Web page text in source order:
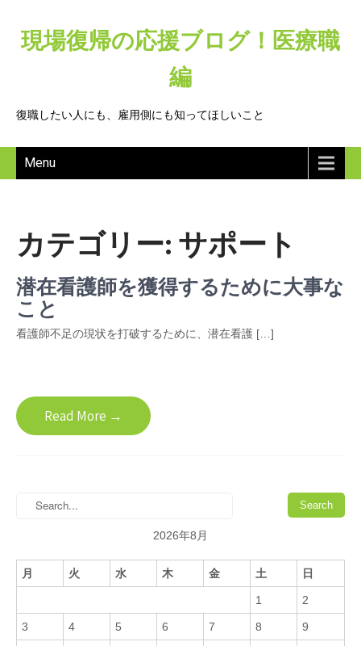
現場復帰の応援ブログ！医療職
編
復職したい人にも、雇用側にも知ってほしいこと
Menu
カテゴリー: サポート
潜在看護師を獲得するために大事な
こと
看護師不足の現状を打破するために、潜在看護 […]
Read More →
2026年8月
月 火 水 木 金 土 日
1 2
3 4 5 6 7 8 9